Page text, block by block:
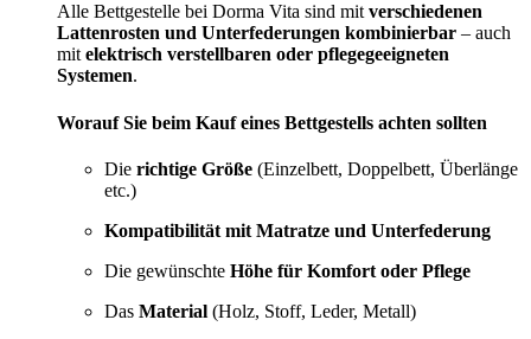
Alle Bettgestelle bei Dorma Vita sind mit verschiedenen
Lattenrosten und Unterfederungen kombinierbar – auch
mit elektrisch verstellbaren oder pflegegeeigneten
Systemen.
Worauf Sie beim Kauf eines Bettgestells achten sollten
Die richtige Größe (Einzelbett, Doppelbett, Überlänge
etc.)
Kompatibilität mit Matratze und Unterfederung
Die gewünschte Höhe für Komfort oder Pflege
Das Material (Holz, Stoff, Leder, Metall)